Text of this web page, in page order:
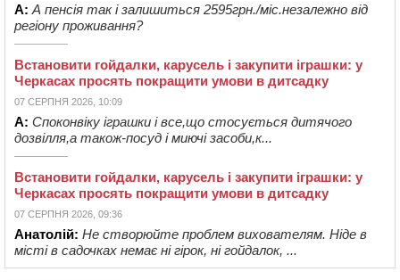
А: А пенсія так і залишиться 2595грн./міс.незалежно від
регіону проживання?
Встановити гойдалки, карусель і закупити іграшки: у
Черкасах просять покращити умови в дитсадку
07 СЕРПНЯ 2026, 10:09
А: Споконвіку іграшки і все,що стосується дитячого
дозвілля,а також-посуд і миючі засоби,к...
Встановити гойдалки, карусель і закупити іграшки: у
Черкасах просять покращити умови в дитсадку
07 СЕРПНЯ 2026, 09:36
Анатолій: Не створюйте проблем вихователям. Ніде в
місті в садочках немає ні гірок, ні гойдалок, ...